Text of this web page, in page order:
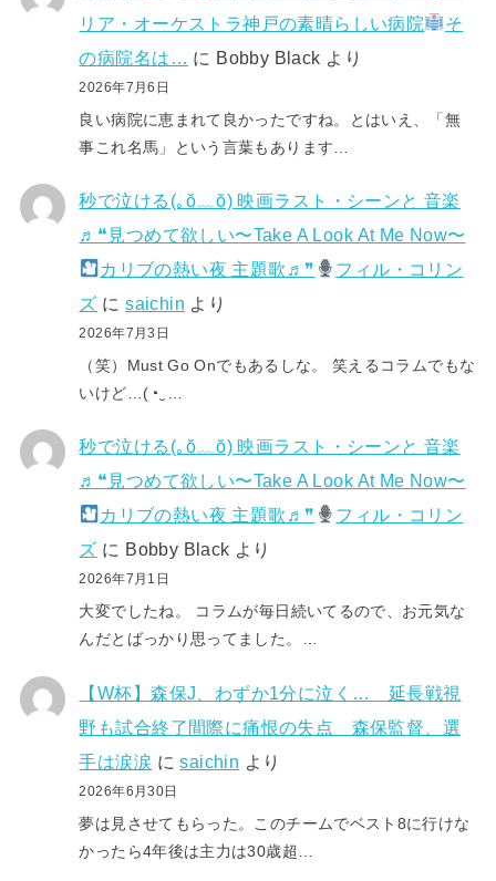
リア・オーケストラ神戸の素晴らしい病院
そ
の病院名は…
に Bobby Black より
2026年7月6日
良い病院に恵まれて良かったですね。とはいえ、「無
事これ名馬」という言葉もあります…
秒で泣ける(⁠｡⁠ŏ⁠﹏⁠ŏ⁠) 映画ラスト・シーンと 音楽
♬❝見つめて欲しい〜Take A Look At Me Now〜
カリブの熱い夜 主題歌♬❞
フィル・コリン
ズ にsaichin より
2026年7月3日
（笑）Must Go Onでもあるしな。 笑えるコラムでもな
いけど…(⁠◔⁠‿⁠…
秒で泣ける(⁠｡⁠ŏ⁠﹏⁠ŏ⁠) 映画ラスト・シーンと 音楽
♬❝見つめて欲しい〜Take A Look At Me Now〜
カリブの熱い夜 主題歌♬❞
フィル・コリン
ズ に Bobby Black より
2026年7月1日
大変でしたね。 コラムが毎日続いてるので、お元気な
んだとばっかり思ってました。…
【W杯】森保J、わずか1分に泣く… 延長戦視
野も試合終了間際に痛恨の失点 森保監督、選
手は涙涙 にsaichin より
2026年6月30日
夢は見させてもらった。このチームでベスト8に行けな
かったら4年後は主力は30歳超…